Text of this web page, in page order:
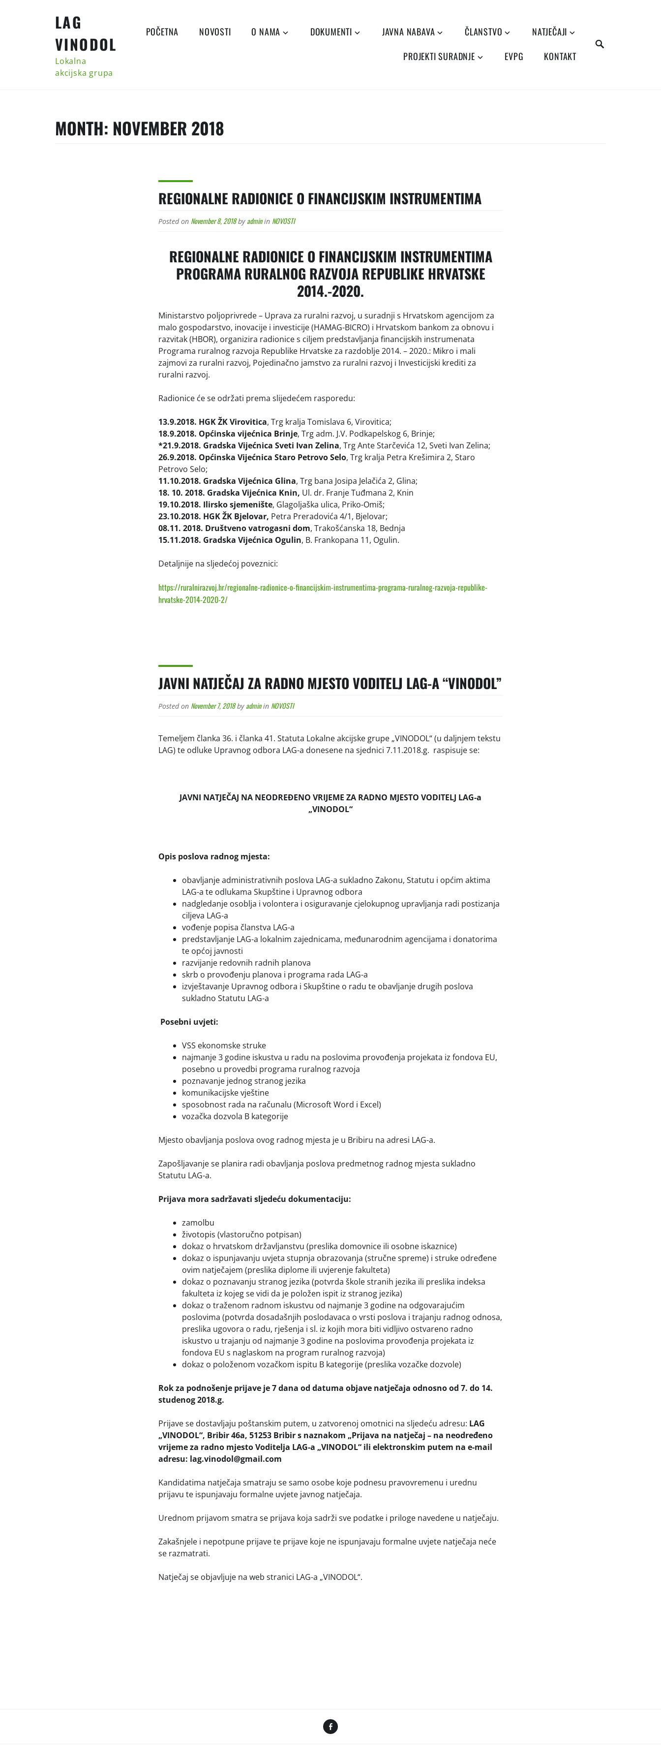
LAG
VINODOL
Lokalna
akcijska grupa
POČETNA NOVOSTI O NAMA DOKUMENTI JAVNA NABAVA ČLANSTVO
NATJEČAJI
PROJEKTI SURADNJE
EVPG KONTAKT
MONTH: NOVEMBER 2018
REGIONALNE RADIONICE O FINANCIJSKIM INSTRUMENTIMA
Posted on November 8, 2018 by admin in NOVOSTI
REGIONALNE RADIONICE O FINANCIJSKIM INSTRUMENTIMA
PROGRAMA RURALNOG RAZVOJA REPUBLIKE HRVATSKE
2014.-2020.
Ministarstvo poljoprivrede – Uprava za ruralni razvoj, u suradnji s Hrvatskom agencijom za
malo gospodarstvo, inovacije i investicije (HAMAG-BICRO) i Hrvatskom bankom za obnovu i
razvitak (HBOR), organizira radionice s ciljem predstavljanja financijskih instrumenata
Programa ruralnog razvoja Republike Hrvatske za razdoblje 2014. – 2020.: Mikro i mali
zajmovi za ruralni razvoj, Pojedinačno jamstvo za ruralni razvoj i Investicijski krediti za
ruralni razvoj.
Radionice će se održati prema slijedećem rasporedu:
13.9.2018. HGK ŽK Virovitica, Trg kralja Tomislava 6, Virovitica;
18.9.2018. Općinska vijećnica Brinje, Trg adm. J.V. Podkapelskog 6, Brinje;
*21.9.2018. Gradska Vijećnica Sveti Ivan Zelina, Trg Ante Starčevića 12, Sveti Ivan Zelina;
26.9.2018. Općinska Vijećnica Staro Petrovo Selo, Trg kralja Petra Krešimira 2, Staro
Petrovo Selo;
11.10.2018. Gradska Vijećnica Glina, Trg bana Josipa Jelačića 2, Glina;
18. 10. 2018. Gradska Vijećnica Knin, Ul. dr. Franje Tuđmana 2, Knin
19.10.2018. Ilirsko sjemenište, Glagoljaška ulica, Priko-Omiš;
23.10.2018. HGK ŽK Bjelovar, Petra Preradovića 4/1, Bjelovar;
08.11. 2018. Društveno vatrogasni dom, Trakošćanska 18, Bednja
15.11.2018. Gradska Vijećnica Ogulin, B. Frankopana 11, Ogulin.
Detaljnije na sljedećoj poveznici:
https://ruralnirazvoj.hr/regionalne-radionice-o-financijskim-instrumentima-programa-ruralnog-razvoja-republike-
hrvatske-2014-2020-2/
JAVNI NATJEČAJ ZA RADNO MJESTO VODITELJ LAG-A “VINODOL”
Posted on November 7, 2018 by admin in NOVOSTI
Temeljem članka 36. i članka 41. Statuta Lokalne akcijske grupe „VINODOL“ (u daljnjem tekstu
LAG) te odluke Upravnog odbora LAG-a donesene na sjednici 7.11.2018.g. raspisuje se:
JAVNI NATJEČAJ NA NEODREĐENO VRIJEME ZA RADNO MJESTO VODITELJ LAG-a
„VINODOL“
Opis poslova radnog mjesta:
obavljanje administrativnih poslova LAG-a sukladno Zakonu, Statutu i općim aktima
LAG-a te odlukama Skupštine i Upravnog odbora
nadgledanje osoblja i volontera i osiguravanje cjelokupnog upravljanja radi postizanja
ciljeva LAG-a
vođenje popisa članstva LAG-a
predstavljanje LAG-a lokalnim zajednicama, međunarodnim agencijama i donatorima
te općoj javnosti
razvijanje redovnih radnih planova
skrb o provođenju planova i programa rada LAG-a
izvještavanje Upravnog odbora i Skupštine o radu te obavljanje drugih poslova
sukladno Statutu LAG-a
Posebni uvjeti:
VSS ekonomske struke
najmanje 3 godine iskustva u radu na poslovima provođenja projekata iz fondova EU,
posebno u provedbi programa ruralnog razvoja
poznavanje jednog stranog jezika
komunikacijske vještine
sposobnost rada na računalu (Microsoft Word i Excel)
vozačka dozvola B kategorije
Mjesto obavljanja poslova ovog radnog mjesta je u Bribiru na adresi LAG-a.
Zapošljavanje se planira radi obavljanja poslova predmetnog radnog mjesta sukladno
Statutu LAG-a.
Prijava mora sadržavati sljedeću dokumentaciju:
zamolbu
životopis (vlastoručno potpisan)
dokaz o hrvatskom državljanstvu (preslika domovnice ili osobne iskaznice)
dokaz o ispunjavanju uvjeta stupnja obrazovanja (stručne spreme) i struke određene
ovim natječajem (preslika diplome ili uvjerenje fakulteta)
dokaz o poznavanju stranog jezika (potvrda škole stranih jezika ili preslika indeksa
fakulteta iz kojeg se vidi da je položen ispit iz stranog jezika)
dokaz o traženom radnom iskustvu od najmanje 3 godine na odgovarajućim
poslovima (potvrda dosadašnjih poslodavaca o vrsti poslova i trajanju radnog odnosa,
preslika ugovora o radu, rješenja i sl. iz kojih mora biti vidljivo ostvareno radno
iskustvo u trajanju od najmanje 3 godine na poslovima provođenja projekata iz
fondova EU s naglaskom na program ruralnog razvoja)
dokaz o položenom vozačkom ispitu B kategorije (preslika vozačke dozvole)
Rok za podnošenje prijave je 7 dana od datuma objave natječaja odnosno od 7. do 14.
studenog 2018.g.
Prijave se dostavljaju poštanskim putem, u zatvorenoj omotnici na sljedeću adresu: LAG
„VINODOL“, Bribir 46a, 51253 Bribir s naznakom „Prijava na natječaj – na neodređeno
vrijeme za radno mjesto Voditelja LAG-a „VINODOL“ ili elektronskim putem na e-mail
adresu: lag.vinodol@gmail.com
Kandidatima natječaja smatraju se samo osobe koje podnesu pravovremenu i urednu
prijavu te ispunjavaju formalne uvjete javnog natječaja.
Urednom prijavom smatra se prijava koja sadrži sve podatke i priloge navedene u natječaju.
Zakašnjele i nepotpune prijave te prijave koje ne ispunjavaju formalne uvjete natječaja neće
se razmatrati.
Natječaj se objavljuje na web stranici LAG-a „VINODOL“.